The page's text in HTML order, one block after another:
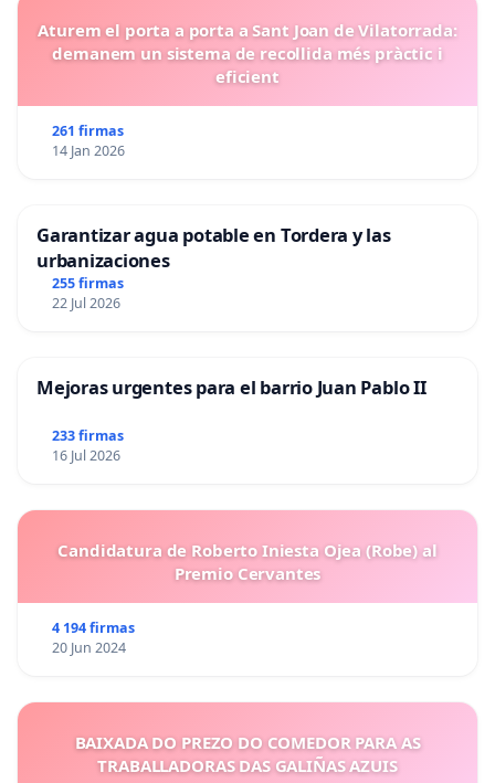
Aturem el porta a porta a Sant Joan de Vilatorrada:
demanem un sistema de recollida més pràctic i
eficient
261 firmas
14 Jan 2026
Garantizar agua potable en Tordera y las
urbanizaciones
255 firmas
22 Jul 2026
Mejoras urgentes para el barrio Juan Pablo II
233 firmas
16 Jul 2026
Candidatura de Roberto Iniesta Ojea (Robe) al
Premio Cervantes
4 194 firmas
20 Jun 2024
BAIXADA DO PREZO DO COMEDOR PARA AS
TRABALLADORAS DAS GALIÑAS AZUIS